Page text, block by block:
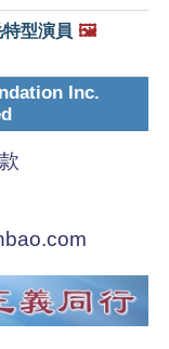
型演員 🖼️
Inc.